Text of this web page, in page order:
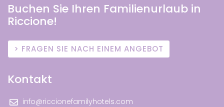
Buchen Sie Ihren Familienurlaub in
Riccione!
FRAGEN SIE NACH EINEM ANGEBOT
Kontakt
info@riccionefamilyhotels.com